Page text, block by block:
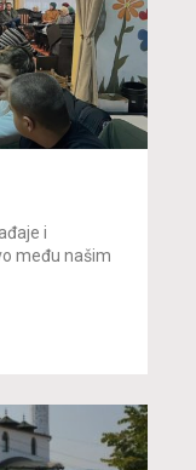
i
među našim